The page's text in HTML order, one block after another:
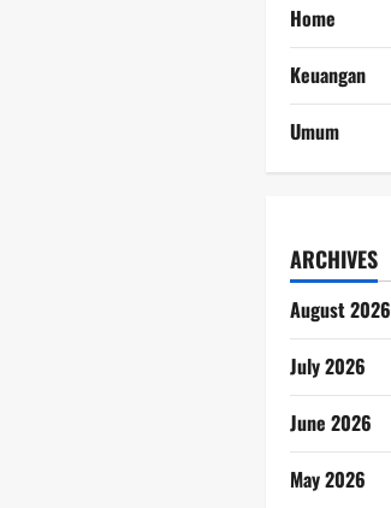
Home
Keuangan
Umum
ARCHIVES
August 2026
July 2026
June 2026
May 2026